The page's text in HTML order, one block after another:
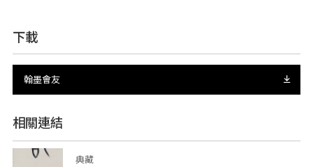
下載
翰墨會友
相關連結
典藏